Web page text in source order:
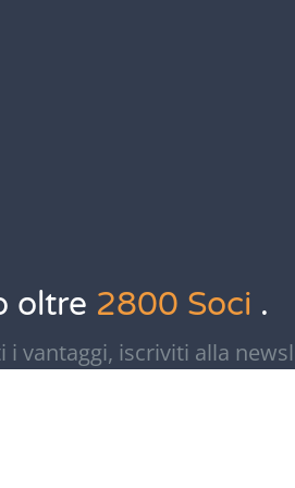
oltre 2800 Soci .
vantaggi, iscriviti alla